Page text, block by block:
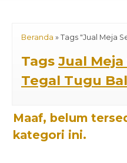
Beranda » Tags "Jual Meja
Tags Jual
Tegal Tugu
Maaf, belum
kategori ini.